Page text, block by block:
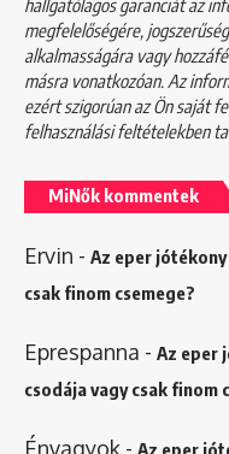
hallgatólagos garanciát az
megfelelőségére,
alkalmasságára vagy
másra vonatkozóan. Az
ezért szigorúan az Ön saját
felhasználási feltételekben
MiNők kommentek
Ervin - Az eper jótékony
csak finom csemege?
Eprespanna - Az eper
csodája vagy csak finom
Énvagyok - Az eper